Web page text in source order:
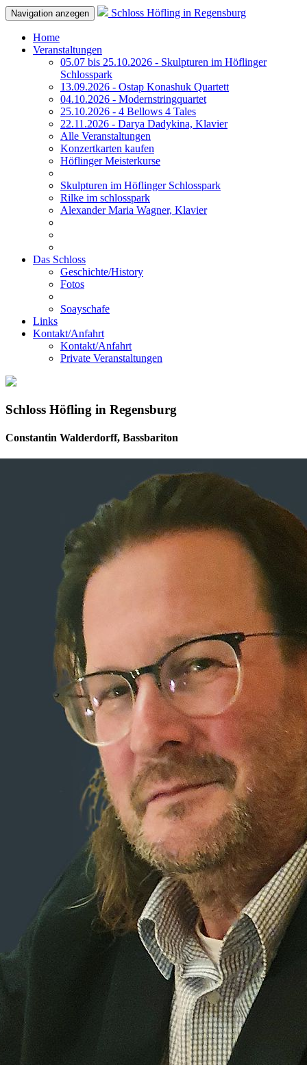
Navigation anzegen Schloss Höfling in Regensburg
Home
Veranstaltungen
05.07 bis 25.10.2026 - Skulpturen im Höflinger
Schlosspark
13.09.2026 - Ostap Konashuk Quartett
04.10.2026 - Modernstringquartet
25.10.2026 - 4 Bellows 4 Tales
22.11.2026 - Darya Dadykina, Klavier
Alle Veranstaltungen
Konzertkarten kaufen
Höflinger Meisterkurse
Skulpturen im Höflinger Schlosspark
Rilke im schlosspark
Alexander Maria Wagner, Klavier
Das Schloss
Geschichte/History
Fotos
Soayschafe
Links
Kontakt/Anfahrt
Kontakt/Anfahrt
Private Veranstaltungen
Schloss Höfling in Regensburg
Constantin Walderdorff, Bassbariton